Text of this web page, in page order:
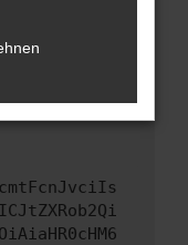
versucht
Du kannst
bei der